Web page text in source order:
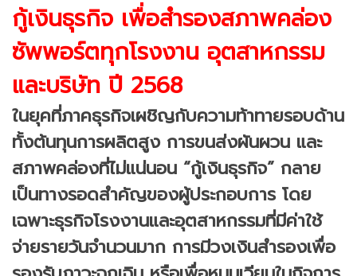
กู้เงินธุรกิจ เพื่อสำรองสภาพคล่อง
ซัพพอร์ตทุกโรงงาน อุตสาหกรรม
และบริษัท ปี 2568
ในยุคที่ภาคธุรกิจเผชิญกับความท้าทายรอบด้าน
ทั้งต้นทุนการผลิตสูง การขนส่งผันผวน และ
สภาพคล่องที่ไม่แน่นอน “กู้เงินธุรกิจ” กลาย
เป็นทางรอดสำคัญของผู้ประกอบการ โดย
เฉพาะธุรกิจโรงงานและอุตสาหกรรมที่มีค่าใช้
จ่ายรายวันจำนวนมาก การมีวงเงินสำรองเพื่อ